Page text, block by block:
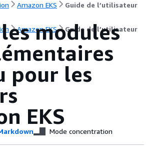
Amazon EKS Guide de l’utilisateur
Amazon EKS Guide de l’utilisateur
modules
pour les
EKS
Mode concentration